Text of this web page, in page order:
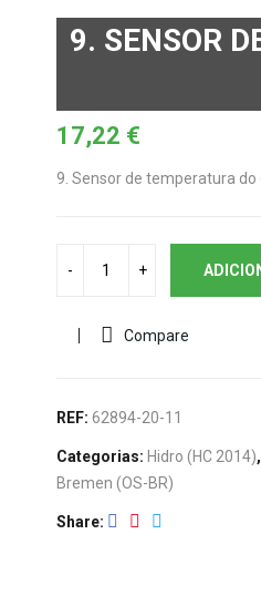
9. SENSOR
17,22 €
9. Sensor de temperatura do
Compare
REF: 62894-20-11
Categorias: Hidro (HC 2014),
Bremen (OS-BR)
Share